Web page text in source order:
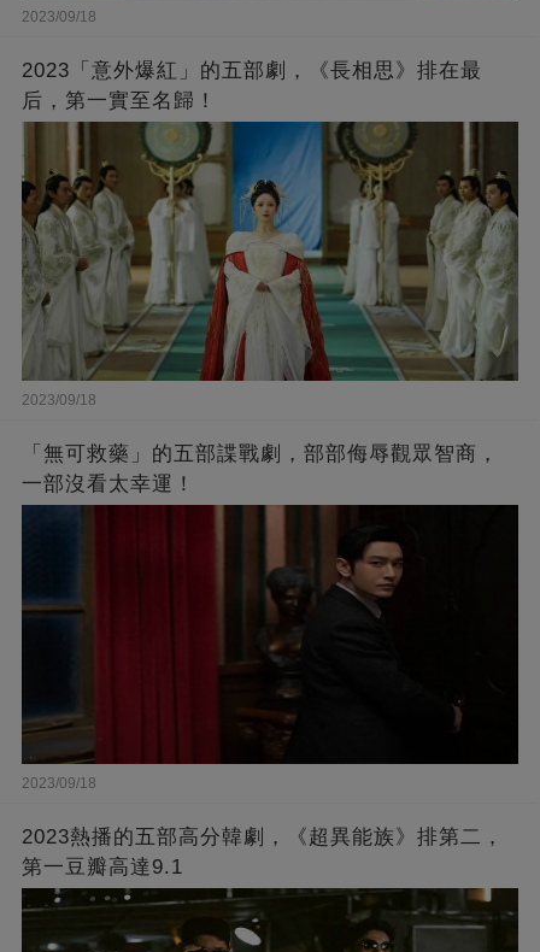
2023/09/18
2023「意外爆紅」的五部劇，《長相思》排在最
后，第一實至名歸！
2023/09/18
「無可救藥」的五部諜戰劇，部部侮辱觀眾智商，
一部沒看太幸運！
2023/09/18
2023熱播的五部高分韓劇，《超異能族》排第二，
第一豆瓣高達9.1